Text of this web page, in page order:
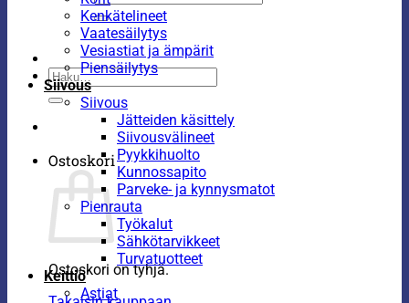
Etsi:
Ostoskori
Ostoskori on tyhjä.
Kenkätelineet
Vaatesäilytys
Vesiastiat ja ämpärit
Piensäilytys
Siivous
Siivous
Jätteiden käsittely
Siivousvälineet
Pyykkihuolto
Kunnossapito
Parveke- ja kynnysmatot
Pienrauta
Työkalut
Sähkötarvikkeet
Turvatuotteet
Keittiö
Astiat